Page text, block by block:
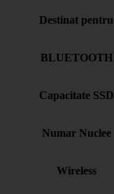
Destinat pentru
BLUETOOTH
Capacitate SSD
Numar Nuclee
Wireless